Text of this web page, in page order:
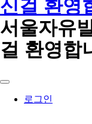
서울자유
걸 환영합
로그인